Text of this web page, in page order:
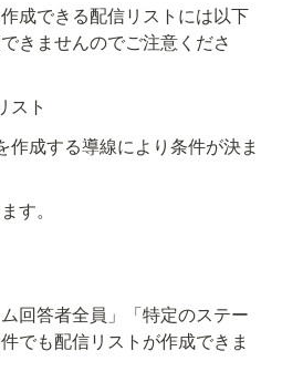
成できる配信リストには以下
きませんのでご注意くださ
スト
作成する導線により条件が決ま
す。
回答者全員」「特定のステー
でも配信リストが作成できま